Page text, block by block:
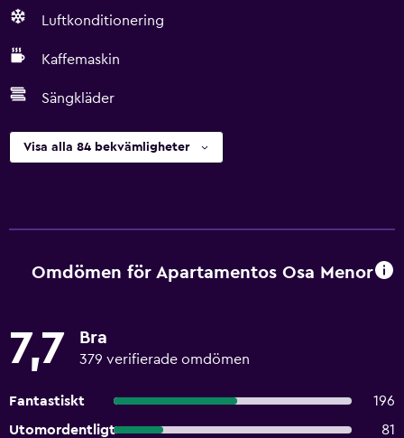
Luftkonditionering
Kaffemaskin
Sängkläder
Visa alla 84 bekvämligheter
Omdömen för Apartamentos Osa Menor
7,7 Bra
379 verifierade omdömen
Fantastiskt
196
Utomordentligt
81